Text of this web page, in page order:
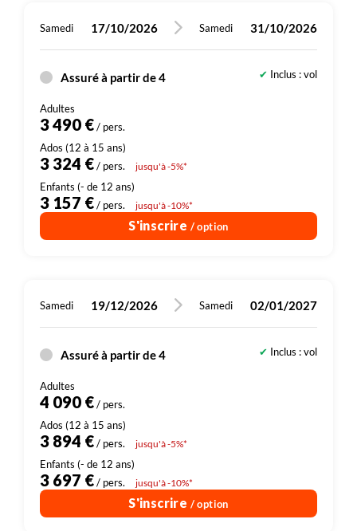
loisir.
Phare, internationalement renommée.
Il est temporairement remplacé par une balade en
journée.
Samedi 17/10/2026 Samedi 31/10/2026
Assuré à partir de 4 Inclus : vol
3 490 €/ pers.
3 324 €/ pers. jusqu'à -5%*
3 157 €/ pers. jusqu'à -10%*
S'inscrire / option
Samedi 19/12/2026 Samedi 02/01/2027
Assuré à partir de 4 Inclus : vol
4 090 €/ pers.
3 894 €/ pers. jusqu'à -5%*
3 697 €/ pers. jusqu'à -10%*
S'inscrire / option